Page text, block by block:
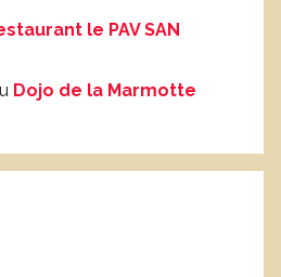
le PAV SAN
Dojo de la Marmotte